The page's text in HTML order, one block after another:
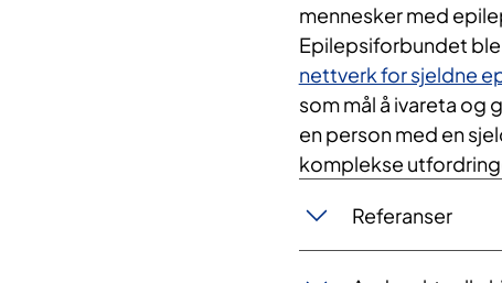
mennesker med
Epilepsiforbundet
nettverk for sjeldne
som mål å ivareta og
en person med en
komplekse
Referanser